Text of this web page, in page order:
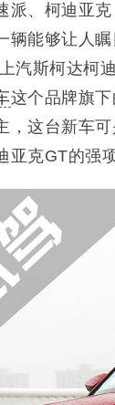
派、柯迪亚
辆能够让人
汽斯柯达柯
这个品牌旗
，这台新车可
亚克GT的强项